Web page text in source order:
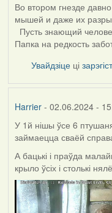
Во втором гнезде
мышей и даже их
Пусть знающий
Папка на редкость
Увайдзіце ці
Harrier- 02.06.2024 -
У 1й нішы ўсе 6
займаецца сваёй
А бацькі і праўда
крыло ўсіх і столькі